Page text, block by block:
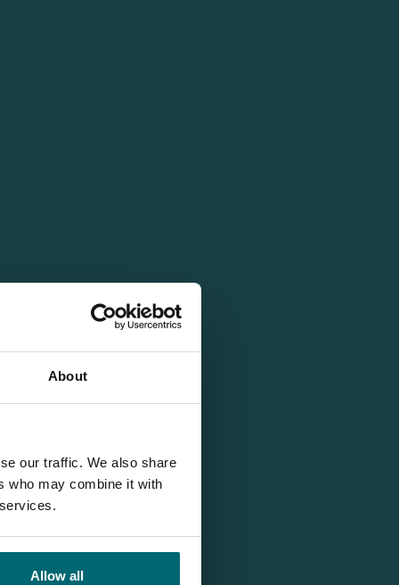
About
our traffic. We also share
who may combine it with
Allow all